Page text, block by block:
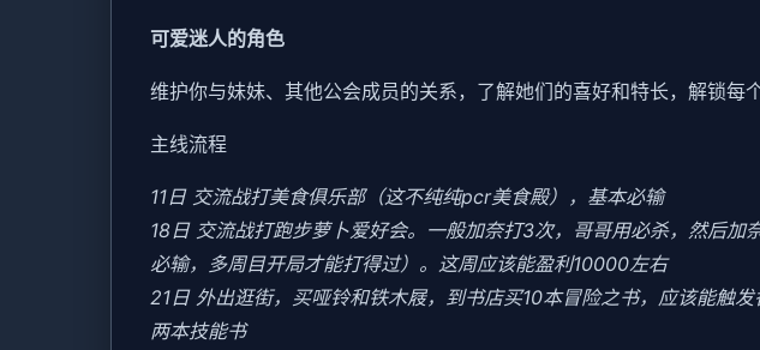
可爱迷人的角色
维护你与妹妹、其他公会成员的关系，了解她们的喜好和特长，解锁每
主线流程
11日 交流战打美食俱乐部（这不纯纯pcr美食殿），基本必输
18日 交流战打跑步萝卜爱好会。一般加奈打3次，哥哥用必杀，然后
必输，多周目开局才能打得过）。这周应该能盈利10000左右
21日 外出逛街，买哑铃和铁木屐，到书店买10本冒险之书，应该能触
两本技能书